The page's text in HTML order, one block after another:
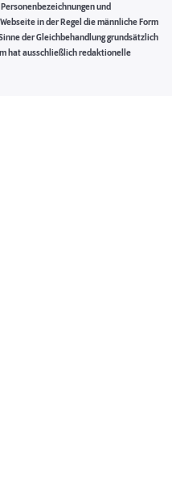
und
in der Regel die männliche Form
der Gleichbehandlung grundsätzlich
hat ausschließlich redaktionelle